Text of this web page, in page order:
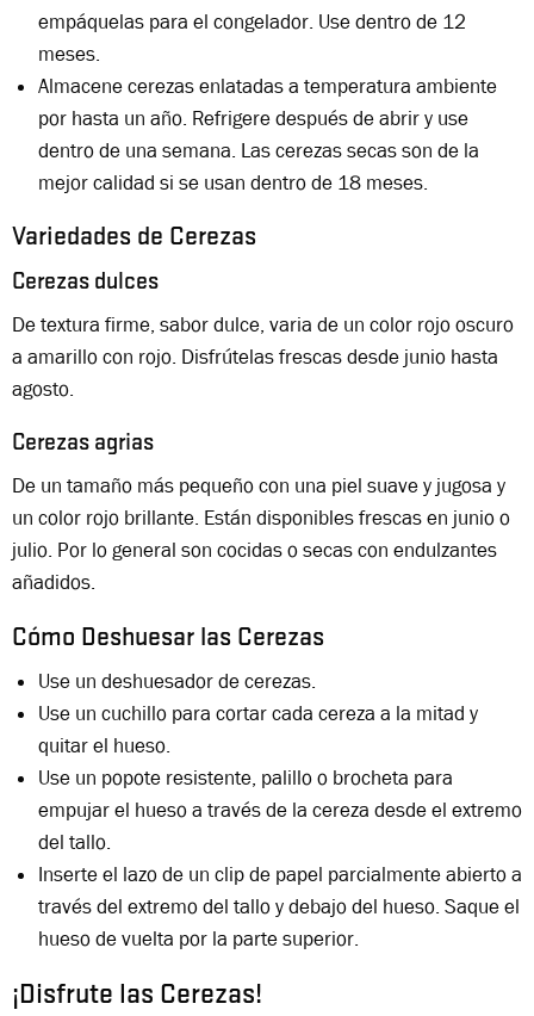
empáquelas para el congelador. Use dentro de 12
meses.
Almacene cerezas enlatadas a temperatura ambiente
por hasta un año. Refrigere después de abrir y use
dentro de una semana. Las cerezas secas son de la
mejor calidad si se usan dentro de 18 meses.
Variedades de Cerezas
Cerezas dulces
De textura firme, sabor dulce, varia de un color rojo oscuro
a amarillo con rojo. Disfrútelas frescas desde junio hasta
agosto.
Cerezas agrias
De un tamaño más pequeño con una piel suave y jugosa y
un color rojo brillante. Están disponibles frescas en junio o
julio. Por lo general son cocidas o secas con endulzantes
añadidos.
Cómo Deshuesar las Cerezas
Use un deshuesador de cerezas.
Use un cuchillo para cortar cada cereza a la mitad y
quitar el hueso.
Use un popote resistente, palillo o brocheta para
empujar el hueso a través de la cereza desde el extremo
del tallo.
Inserte el lazo de un clip de papel parcialmente abierto a
través del extremo del tallo y debajo del hueso. Saque el
hueso de vuelta por la parte superior.
¡Disfrute las Cerezas!